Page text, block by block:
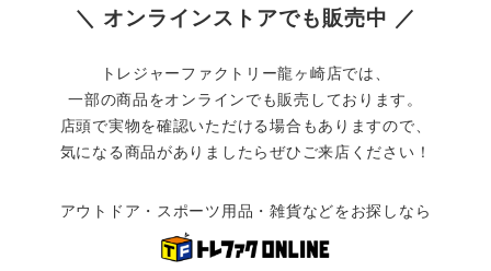
＼ オンラインストアでも販売中 ／
トレジャーファクトリー龍ヶ崎店では、
一部の商品をオンラインでも販売しております。
店頭で実物を確認いただける場合もありますので、
気になる商品がありましたらぜひご来店ください！
アウトドア・スポーツ用品・雑貨などをお探しなら